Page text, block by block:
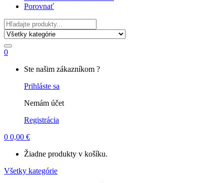
Porovnať
Hľadať
0
Ste našim zákazníkom ?
Prihláste sa
Nemám účet
Registrácia
0 0,00 €
Žiadne produkty v košíku.
Všetky kategórie